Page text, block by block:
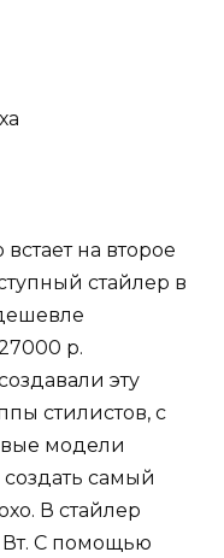
на второе
стайлер в
р.
эту
стилистов, с
модели
самый
В стайлер
Вт. С помощью